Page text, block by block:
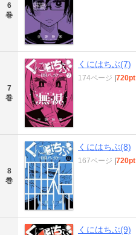
6
巻
7
巻
くにはちぶ(7)
174ページ |720pt
8
巻
くにはちぶ(8)
167ページ |720pt
くにはちぶ(9)